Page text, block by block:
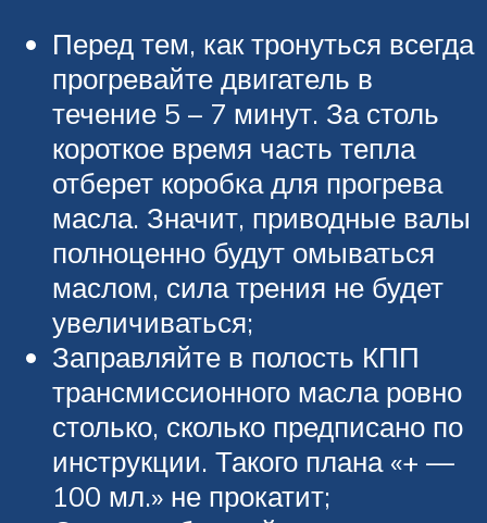
Перед тем, как тронуться всегда
прогревайте двигатель в
течение 5 – 7 минут. За столь
короткое время часть тепла
отберет коробка для прогрева
масла. Значит, приводные валы
полноценно будут омываться
маслом, сила трения не будет
увеличиваться;
Заправляйте в полость КПП
трансмиссионного масла ровно
столько, сколько предписано по
инструкции. Такого плана «+ —
100 мл.» не прокатит;